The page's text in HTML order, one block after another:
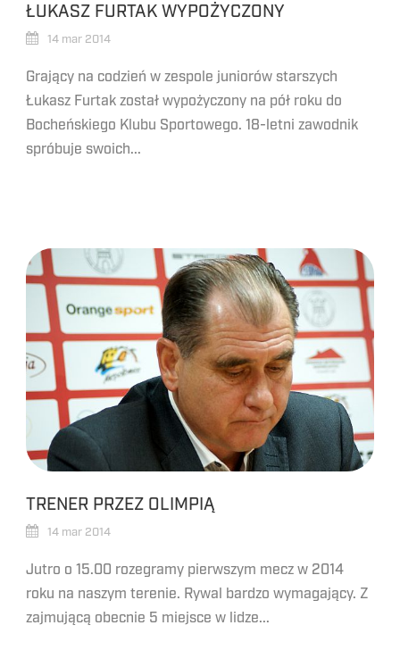
ŁUKASZ FURTAK WYPOŻYCZONY
14 mar 2014
Grający na codzień w zespole juniorów starszych
Łukasz Furtak został wypożyczony na pół roku do
Bocheńskiego Klubu Sportowego. 18-letni zawodnik
spróbuje swoich...
TRENER PRZEZ OLIMPIĄ
14 mar 2014
Jutro o 15.00 rozegramy pierwszym mecz w 2014
roku na naszym terenie. Rywal bardzo wymagający. Z
zajmującą obecnie 5 miejsce w lidze...